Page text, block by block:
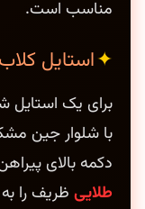
مناسب است.
استایل
برای یک استایل
با شلوار جین
دکمه بالای
طلایی ظریف را